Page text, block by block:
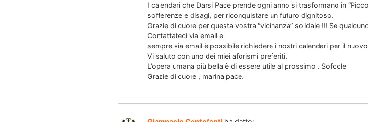
I calendari che Darsi Pace prende ogni anno si trasformano in
sofferenze e disagi, per riconquistare un futuro dignitoso.
Grazie di cuore per questa vostra “vicinanza” solidale !!! Se
Contattateci via email e
sempre via email è possibile richiedere i nostri calendari per il
Vi saluto con uno dei miei aforismi preferiti.
L’opera umana più bella è di essere utile al prossimo . Sofocle
Grazie di cuore , marina pace.